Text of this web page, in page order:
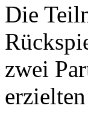
Die
zwei